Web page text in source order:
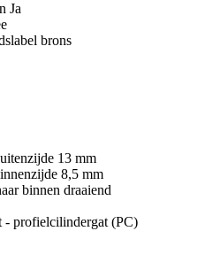
Ja
brons
13 mm
8,5 mm
binnen draaiend
- profielcilindergat (PC)